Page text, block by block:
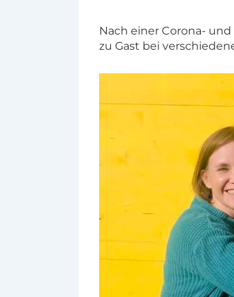
Nach einer Corona-
zu Gast bei